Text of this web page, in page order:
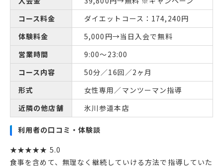
コース料金
ダイエットコース：174,240円
体験料金
5,000円→当日入会で無料
営業時間
9:00〜23:00
コース内容
50分／16回／2ヶ月
形式
女性専用／マンツーマン指導
近隣の他店舗
氷川参道本店
利用者の口コミ・体験談
★★★★★ 5.0
食事を含めて、無理なく継続していける方法で指導していた